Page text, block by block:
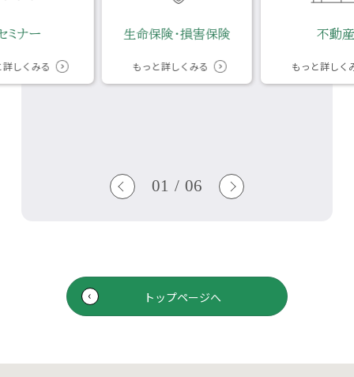
ミナー
しくみる
生命保険・損害保険
もっと詳しくみる
不動産
もっと詳しく
01 / 06
トップページへ